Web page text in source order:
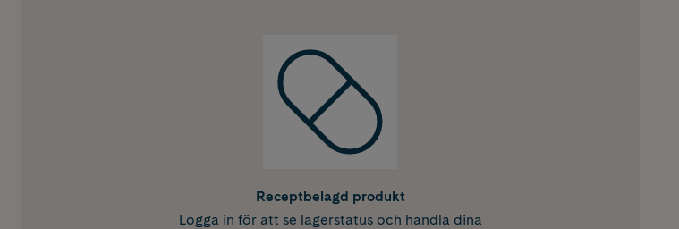
Receptbelagd produkt
Logga in för att se lagerstatus och handla dina